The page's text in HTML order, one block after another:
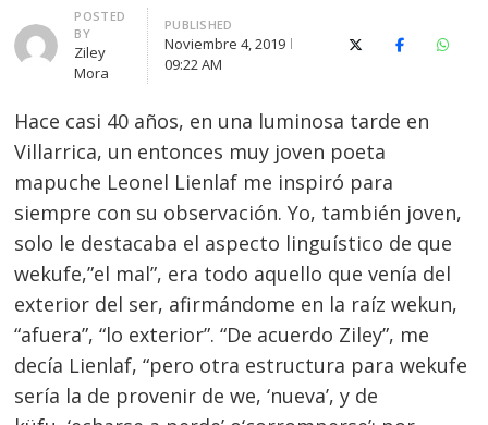
Author
POSTED
BY
Ziley
Mora
PUBLISHED
Noviembre 4, 2019
09:22 AM
X (Twitter)Facebook
Hace casi 40 años, en una luminosa tarde en
Villarrica, un entonces muy joven poeta
mapuche Leonel Lienlaf me inspiró para
siempre con su observación. Yo, también joven,
solo le destacaba el aspecto linguístico de que
wekufe,”el mal”, era todo aquello que venía del
exterior del ser, afirmándome en la raíz wekun,
“afuera”, “lo exterior”. “De acuerdo Ziley”, me
decía Lienlaf, “pero otra estructura para wekufe
sería la de provenir de we, ‘nueva’, y de